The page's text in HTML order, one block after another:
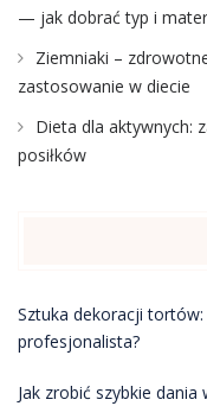
— jak dobrać typ i
Ziemniaki –
zastosowanie w diecie
Dieta dla aktywnych:
posiłków
Sztuka dekoracji
profesjonalista?
Jak zrobić szybkie dania